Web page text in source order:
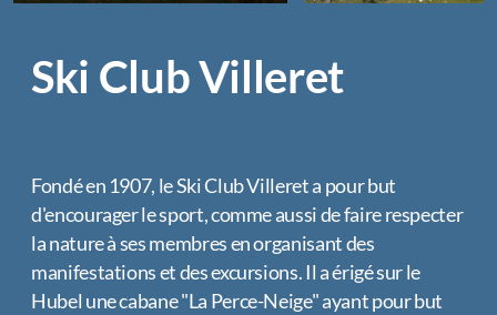
Ski Club Villeret
Fondé en 1907, le Ski Club Villeret a pour but
d'encourager le sport, comme aussi de faire respecter
la nature à ses membres en organisant des
manifestations et des excursions. Il a érigé sur le
Hubel une cabane "La Perce-Neige" ayant pour but
Corvées
Paiement au chalet